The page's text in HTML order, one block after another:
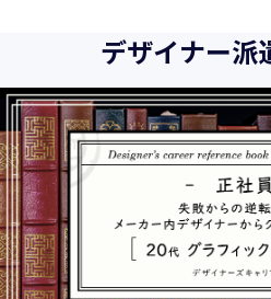
デザイナー派